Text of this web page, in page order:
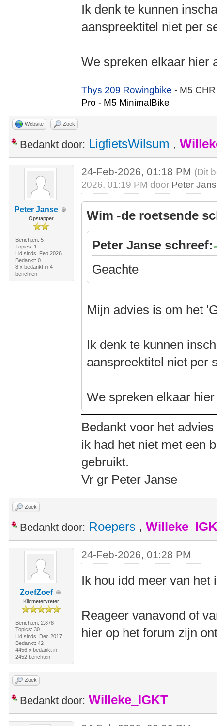
Ik denk te kunnen
aanspreektitel niet per
We spreken elkaar hier
Thys 209 Rowingbike- M5
Pro - M5 MinimalBike
Website Zoek
Bedankt door: LigfietsWilsum ,
Peter Janse
Opstapper
Berichten: 5
Topics: 1
Lid sinds: Feb 2026
Bedankt: 0
8 x bedankt in 4
berichten
24-Feb-2026, 01:18 PM (Dit
2026, 01:19 PM door Peter
Wim -de roetsende
Peter Janse schreef:
Geachte
Mijn advies is om het
Ik denk te kunnen
aanspreektitel niet per
We spreken elkaar
Bedankt voor het
ik had het niet met een
gebruikt.
Vr gr Peter Janse
Zoek
Bedankt door: Roepers ,
ZoefZoef
Kilometervreter
Berichten: 2.878
Topics: 30
Lid sinds: Dec 2017
Bedankt: 42
4456 x bedankt in
2452 berichten
24-Feb-2026, 01:28 PM
Ik hou idd meer van
Reageer vanavond of
hier op het forum zijn
Zoek
Bedankt door: Willeke_IGKT